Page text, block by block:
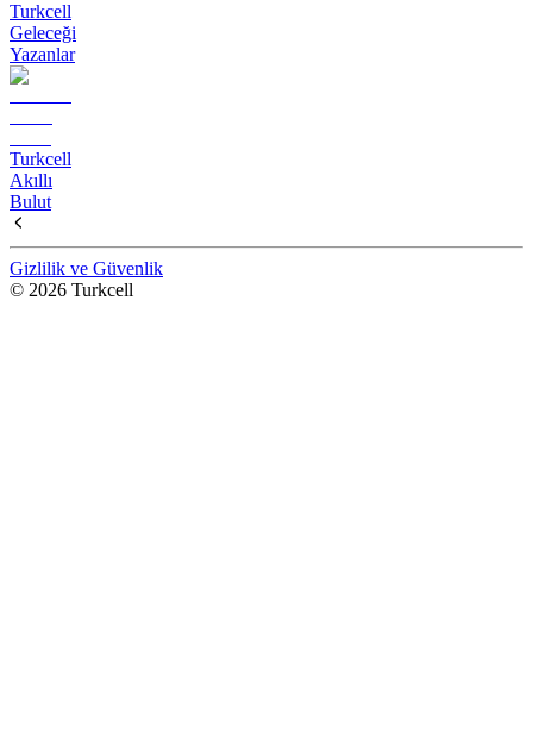
Turkcell
Geleceği
Yazanlar
Turkcell
Akıllı
Bulut
Gizlilik ve Güvenlik
© 2026 Turkcell